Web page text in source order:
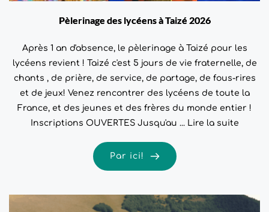
Pèlerinage des lycéens à Taizé 2026
Après 1 an d'absence, le pèlerinage à Taizé pour les
lycéens revient ! Taizé c'est 5 jours de vie fraternelle, de
chants , de prière, de service, de partage, de fous-rires
et de jeux! Venez rencontrer des lycéens de toute la
France, et des jeunes et des frères du monde entier !
Inscriptions OUVERTES Jusqu'au ... Lire la suite
Par ici!